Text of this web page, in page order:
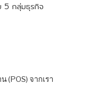
5 กลุ่มธุรกิจ
(POS) จากเรา